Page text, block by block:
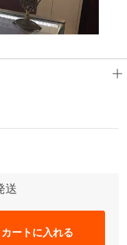
送
カートに入れる